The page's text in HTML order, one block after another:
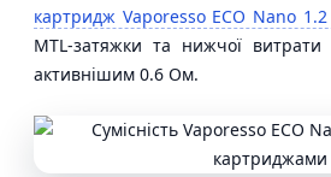
картридж Vaporesso ECO Nano
MTL-затяжки та нижчої
активнішим 0.6 Ом.